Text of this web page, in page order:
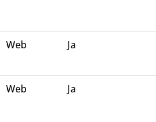
Web Ja
Web Ja